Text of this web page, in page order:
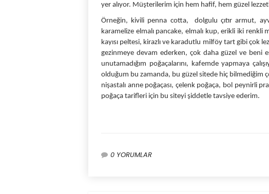
yer alıyor. Müşterilerim için hem hafif, hem güzel
Örneğin, kivili penna cotta,  dolgulu çıtır armut,
karamelize elmalı pancake, elmalı kup, erikli iki renkli
kayısı peltesi, kirazlı ve karadutlu milföy tart gibi çok
gezinmeye devam ederken, çok daha güzel ve
unutamadığım poğaçalarını, kafemde yapmaya
olduğum bu zamanda, bu güzel sitede hiç bilmediğim
nişastalı anne poğaçası, çelenk poğaça, bol peynirli
poğaça tarifleri için bu siteyi şiddetle tavsiye ederim.
0 YORUMLAR